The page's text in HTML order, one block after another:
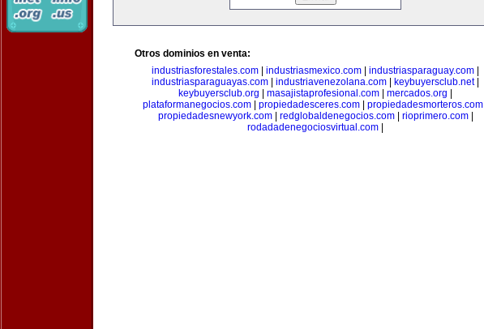
Otros dominios en venta:
industriasforestales.com
industriasmexico.com industriasparaguay.com
industriasparaguayas.com
industriavenezolana.com keybuyersclub.net|
keybuyersclub.org
masajistaprofesional.com mercados.org
plataformanegocios.com
propiedadesceres.com propiedadesmorteros.com
propiedadesnewyork.com| redglobaldenegocios.com| rioprimero.com|
rodadadenegociosvirtual.com